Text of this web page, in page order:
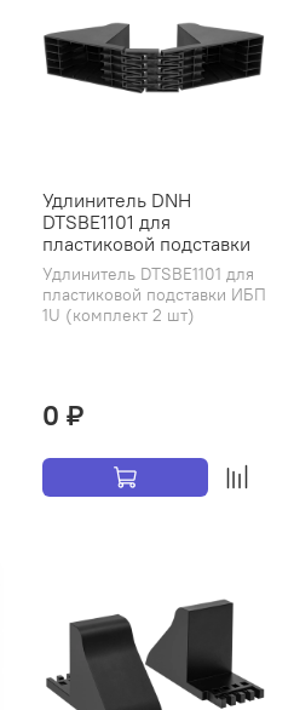
Удлинитель DNH
DTSBE1101 для
пластиковой подставки
Удлинитель DTSBE1101 для
пластиковой подставки ИБП
1U (комплект 2 шт)
0 ₽